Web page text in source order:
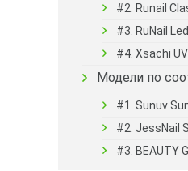
#2. Runail
#3. RuNail
#4. Xsachi
Модели по
#1. Sunuv
#2. JessNail
#3. BEAUTY